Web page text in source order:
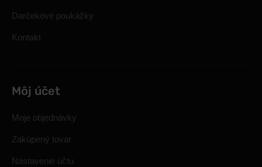
Darčekové poukážky
Kontakt
Môj účet
Moje objednávky
Zakúpený tovar
Nastavenie účtu